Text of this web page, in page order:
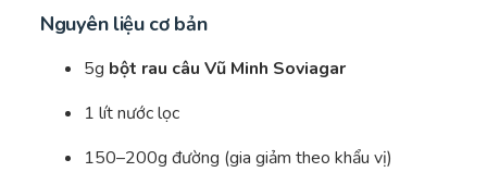
Nguyên liệu cơ bản
5g bột rau câu Vũ Minh Soviagar
1 lít nước lọc
150–200g đường (gia giảm theo khẩu vị)